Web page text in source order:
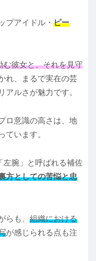
プアイドル・ ピー
む彼女と、それを見守
れ、まるで実在の芸
アルさが魅力です。
ロ意識の高さは、地
ています。
左腕」と呼ばれる補佐
方としての苦悩と忠
らも、 組織における
が感じられる点も注